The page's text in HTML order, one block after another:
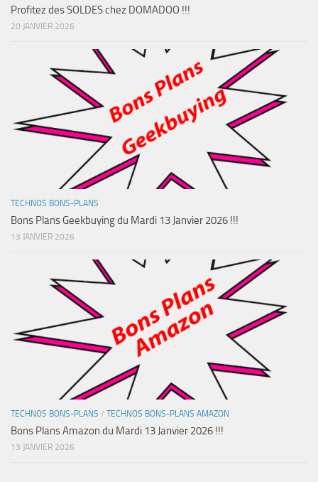
Profitez des SOLDES chez DOMADOO !!!
20 JANVIER 2026
TECHNOS BONS-PLANS
Bons Plans Geekbuying du Mardi 13 Janvier 2026 !!!
13 JANVIER 2026
TECHNOS BONS-PLANS / TECHNOS BONS-PLANS AMAZON
Bons Plans Amazon du Mardi 13 Janvier 2026 !!!
13 JANVIER 2026